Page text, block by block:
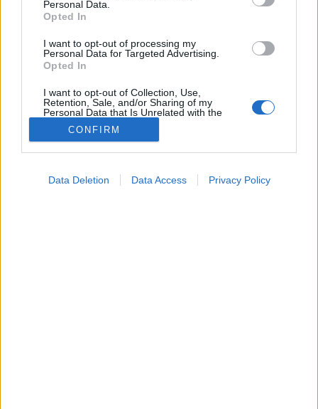
Personal Data.
Opted In
I want to opt-out of processing my
Personal Data for Targeted Advertising.
Opted In
I want to opt-out of Collection, Use,
Retention, Sale, and/or Sharing of my
Personal Data that Is Unrelated with the
Purposes for which it was collected.
Opted Out
CONFIRM
Data Deletion Data Access Privacy Policy